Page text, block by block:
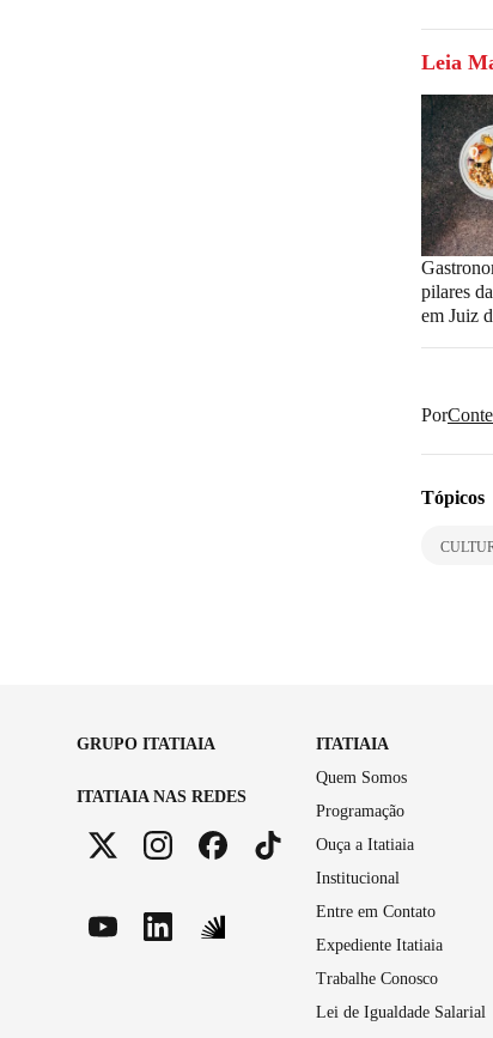
Leia
pilares
em Juiz
Por
Tópicos
GRUPO ITATIAIA
ITATIAIA NAS REDES
ITATIAIA
Quem Somos
Programação
Ouça a Itatiaia
Institucional
Entre em Contato
Expediente Itatiaia
Trabalhe Conosco
Lei de Igualdade Salarial